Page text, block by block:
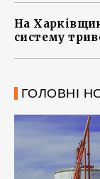
На
систему
ГОЛОВНІ